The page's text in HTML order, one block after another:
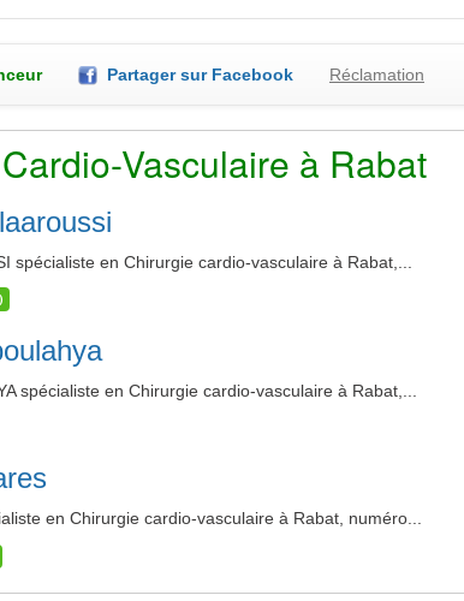
Partager sur Facebook Réclamation
Vasculaire à Rabat
spécialiste en Chirurgie cardio-vasculaire à Rabat,...
spécialiste en Chirurgie cardio-vasculaire à Rabat,...
en Chirurgie cardio-vasculaire à Rabat, numéro...